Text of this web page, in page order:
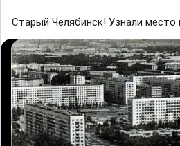
Старый Челябинск! Узнали